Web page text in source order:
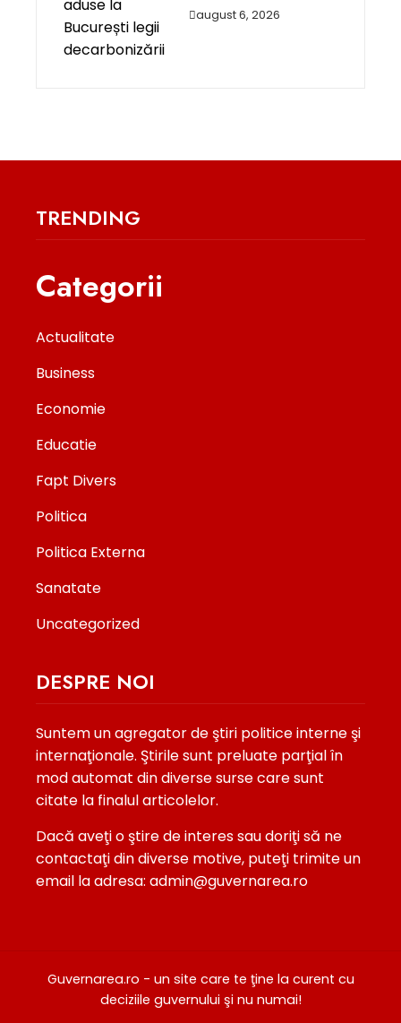
august 6, 2026
TRENDING
Categorii
Actualitate
Business
Economie
Educatie
Fapt Divers
Politica
Politica Externa
Sanatate
Uncategorized
DESPRE NOI
Suntem un agregator de ştiri politice interne şi
internaţionale. Ştirile sunt preluate parţial în
mod automat din diverse surse care sunt
citate la finalul articolelor.
Dacă aveţi o ştire de interes sau doriţi să ne
contactaţi din diverse motive, puteţi trimite un
email la adresa: admin@guvernarea.ro
Guvernarea.ro - un site care te ţine la curent cu
deciziile guvernului şi nu numai!